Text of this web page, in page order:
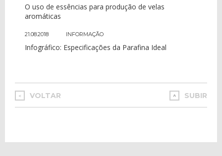
O uso de essências para produção de velas
aromáticas
21.08.2018 INFORMAÇÃO
Infográfico: Especificações da Parafina Ideal
< VOLTAR SUBIR